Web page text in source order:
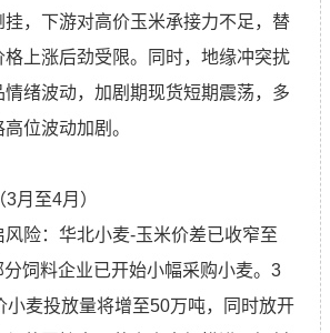
，下游对高价玉米承接力不足，替
上涨后劲受限。同时，地缘冲突扰
绪波动，加剧期现货短期震荡，多
位波动加剧。
月至4月）
险：华北小麦-玉米价差已收窄至
饲料企业已开始小幅采购小麦。3
小麦投放量将增至50万吨，同时放开